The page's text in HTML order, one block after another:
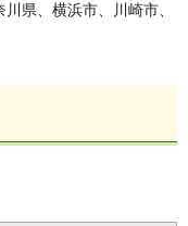
県、横浜市、川崎市、